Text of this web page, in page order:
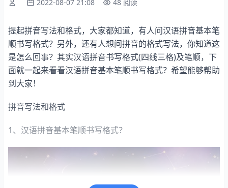
2022-08-07 21:08 48 阅读
提起拼音写法和格式，大家都知道，有人问汉语拼音基本笔
顺书写格式？另外，还有人想问拼音的格式写法，你知道这
是怎么回事？其实汉语拼音书写格式(四线三格)及笔顺，下
面就一起来看看汉语拼音基本笔顺书写格式？希望能够帮助
到大家！
拼音写法和格式
1、汉语拼音基本笔顺书写格式？